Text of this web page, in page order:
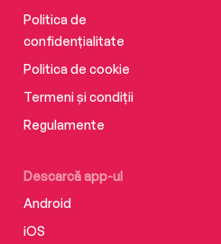
Descarcă app-ul
Android
iOS
Politica de
confidențialitate
Politica de cookie
Termeni și condiții
Regulamente